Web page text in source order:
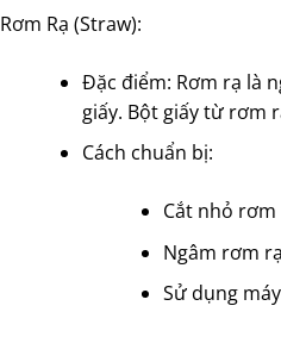
Rơm Rạ (Straw):
Đặc điểm: Rơm rạ là
giấy. Bột giấy từ rơm
Cách chuẩn bị:
Cắt nhỏ rơm
Ngâm rơm
Sử dụng